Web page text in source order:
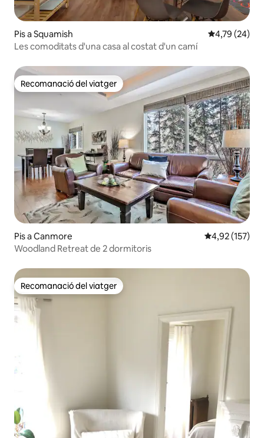
Pis a Squamish 4,79 de
4,79 (24)
Les comoditats d'una casa al costat d'un camí
Recomanació del viatger
Recomanació del viatger
Pis a Canmore 4,92 de
4,92 (157)
Woodland Retreat de 2 dormitoris
Recomanació del viatger
Recomanació del viatger